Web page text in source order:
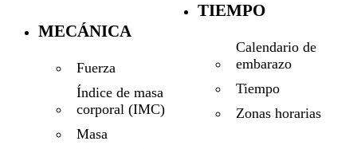
MECÁNICA
Fuerza
Índice de masa
corporal (IMC)
Masa
TIEMPO
Calendario de
embarazo
Tiempo
Zonas horarias